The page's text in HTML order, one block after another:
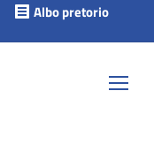
Albo pretorio